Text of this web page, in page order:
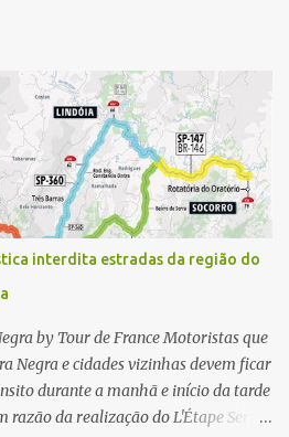
interdita estradas da região do
by Tour de France Motoristas que
Negra e cidades vizinhas devem ficar
durante a manhã e início da tarde
razão da realização do L'Étape Serra